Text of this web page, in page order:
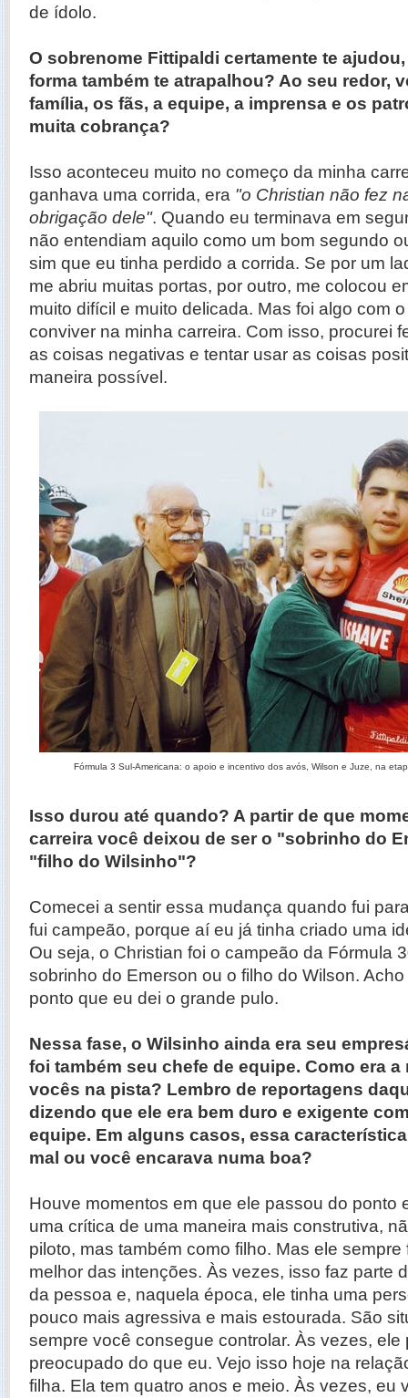
de ídolo.
O sobrenome Fittipaldi certamente te
forma também te atrapalhou? Ao seu redor,
família, os fãs, a equipe, a imprensa e os
muita cobrança?
Isso aconteceu muito no começo da minha
ganhava uma corrida, era "o Christian não fez
obrigação dele". Quando eu terminava em
não entendiam aquilo como um bom segundo
sim que eu tinha perdido a corrida. Se por um
me abriu muitas portas, por outro, me colocou
muito difícil e muito delicada. Mas foi algo com
conviver na minha carreira. Com isso, procurei
as coisas negativas e tentar usar as coisas
maneira possível.
Fórmula 3 Sul-Americana: o apoio e incentivo dos avós, Wilson e Juze, na
Isso durou até quando? A partir de que
carreira você deixou de ser o "sobrinho do
"filho do Wilsinho"?
Comecei a sentir essa mudança quando fui
fui campeão, porque aí eu já tinha criado uma
Ou seja, o Christian foi o campeão da Fórmula
sobrinho do Emerson ou o filho do Wilson.
ponto que eu dei o grande pulo.
Nessa fase, o Wilsinho ainda era seu
foi também seu chefe de equipe. Como era a
vocês na pista? Lembro de reportagens
dizendo que ele era bem duro e exigente
equipe. Em alguns casos, essa
mal ou você encarava numa boa?
Houve momentos em que ele passou do ponto
uma crítica de uma maneira mais construtiva,
piloto, mas também como filho. Mas ele
melhor das intenções. Às vezes, isso faz parte
da pessoa e, naquela época, ele tinha uma
pouco mais agressiva e mais estourada. São
sempre você consegue controlar. Às vezes, ele
preocupado do que eu. Vejo isso hoje na
filha. Ela tem quatro anos e meio. Às vezes, eu